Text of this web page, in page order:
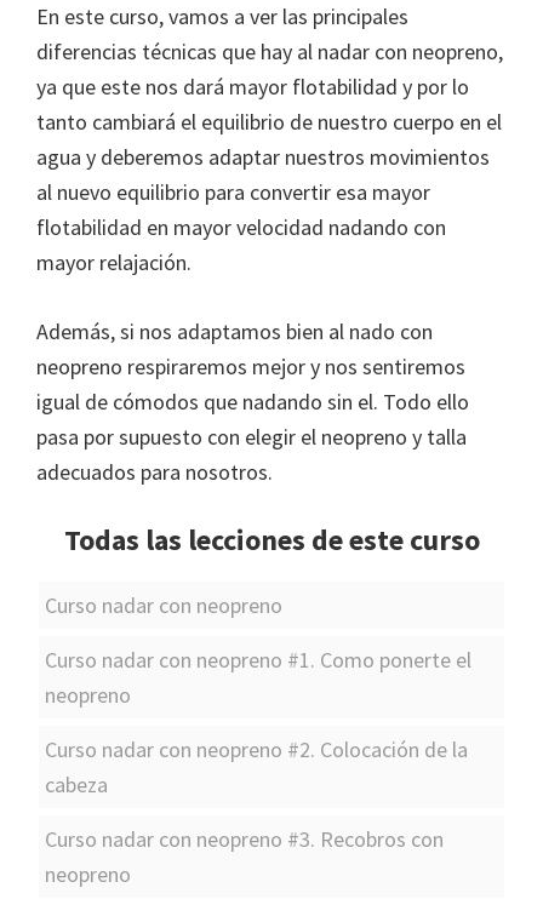
En este curso, vamos a ver las principales
diferencias técnicas que hay al nadar con neopreno,
ya que este nos dará mayor flotabilidad y por lo
tanto cambiará el equilibrio de nuestro cuerpo en el
agua y deberemos adaptar nuestros movimientos
al nuevo equilibrio para convertir esa mayor
flotabilidad en mayor velocidad nadando con
mayor relajación.
Además, si nos adaptamos bien al nado con
neopreno respiraremos mejor y nos sentiremos
igual de cómodos que nadando sin el. Todo ello
pasa por supuesto con elegir el neopreno y talla
adecuados para nosotros.
Todas las lecciones de este curso
Curso nadar con neopreno
Curso nadar con neopreno #1. Como ponerte el
neopreno
Curso nadar con neopreno #2. Colocación de la
cabeza
Curso nadar con neopreno #3. Recobros con
neopreno